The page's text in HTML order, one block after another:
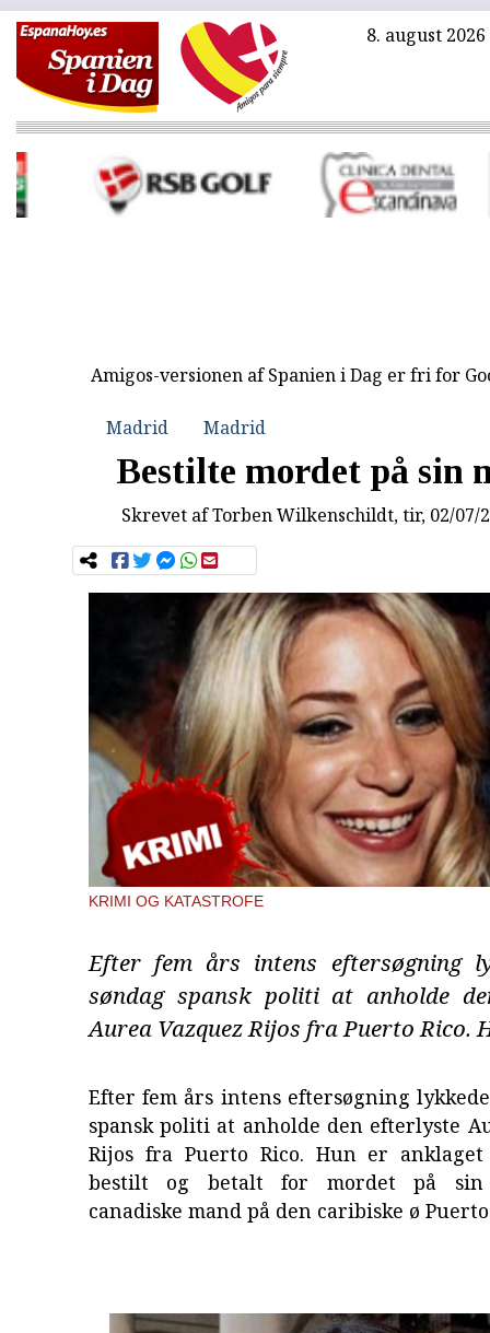
8. august 2026
Amigos-versionen af Spanien i Dag er fri for
Madrid Madrid
Bestilte mordet på sin
Skrevet afTorben Wilkenschildt, tir, 02/07/
KRIMI OG KATASTROFE
Efter fem års intens eftersøgning
søndag spansk politi at anholde
Aurea Vazquez Rijos fra Puerto Rico.
Efter fem års intens eftersøgning
spansk politi at anholde den efterlyste
Rijos fra Puerto Rico. Hun er
bestilt og betalt for mordet på sin
canadiske mand på den caribiske ø